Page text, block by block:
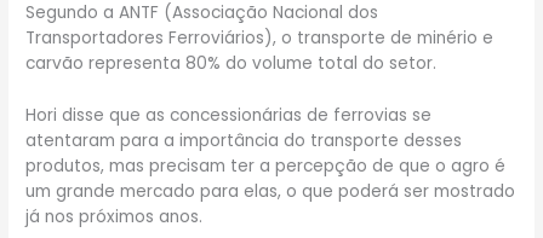
Segundo a ANTF (Associação Nacional dos
Transportadores Ferroviários), o transporte de minério e
carvão representa 80% do volume total do setor.
Hori disse que as concessionárias de ferrovias se
atentaram para a importância do transporte desses
produtos, mas precisam ter a percepção de que o agro é
um grande mercado para elas, o que poderá ser mostrado
já nos próximos anos.